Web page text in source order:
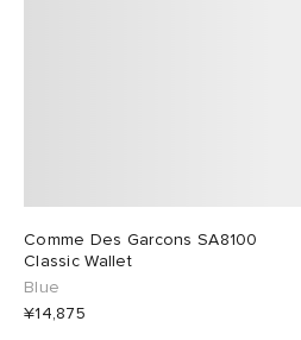
Comme Des Garcons SA8100
Classic Wallet
Blue
¥14,875